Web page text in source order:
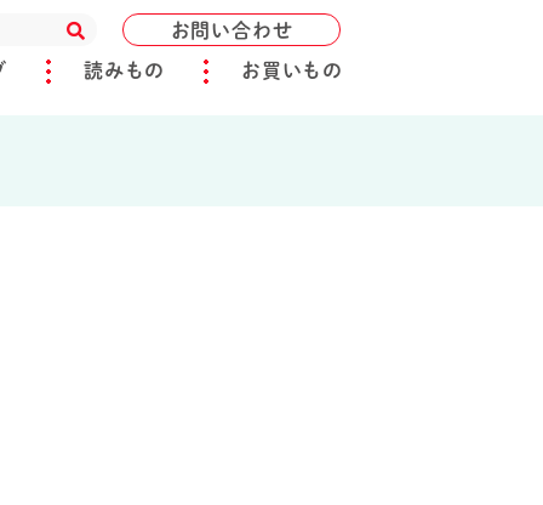
お問い合わせ
読みもの お買いもの